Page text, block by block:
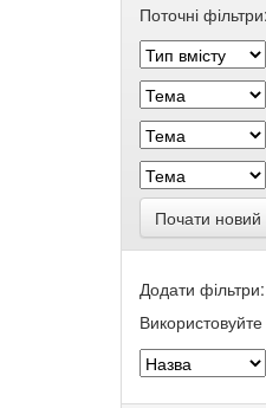
Поточні фільтри:
Почати
Додати фільтри: